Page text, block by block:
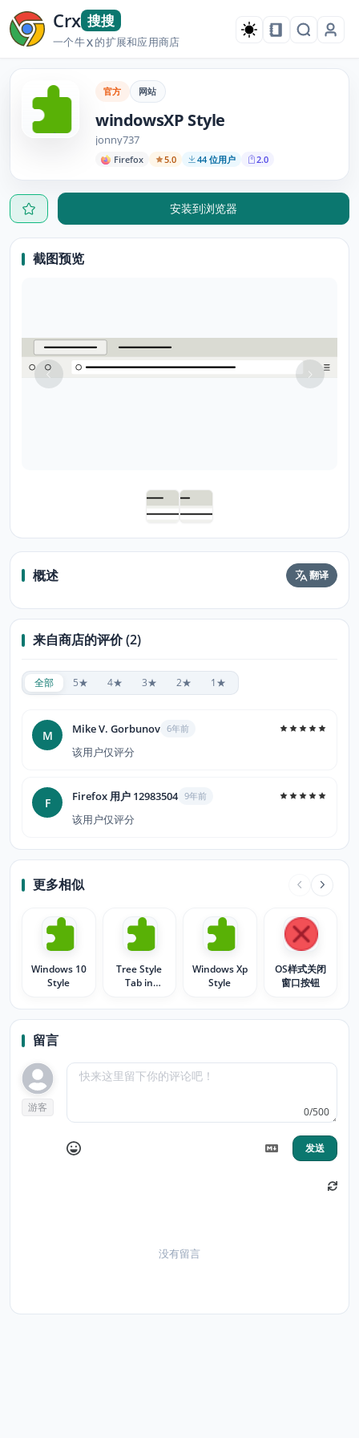
Crx 搜搜
一个牛X的扩展和应用商店
官方 网站
windowsXP Style
jonny737
Firefox 5.0 44 位用户 2.0
安装到浏览器
截图预览
概述 翻译
来自商店的评价 (2)
全部 5★ 4★ 3★ 2★ 1★
M Mike V. Gorbunov 6年前
该用户仅评分
F Firefox 用户 12983504 9年前
该用户仅评分
更多相似
Windows 10
Style
Tree Style
Tab in
Window
Windows Xp
Style
OS样式关闭
窗口按钮
留言
游客 0/500
发送
没有留言